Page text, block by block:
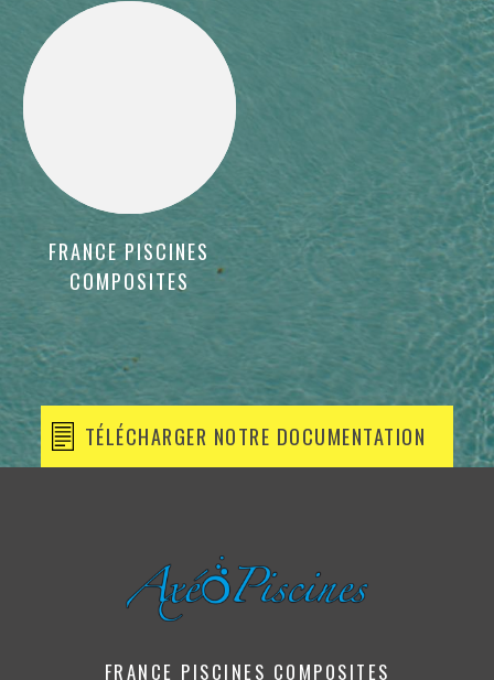
FRANCE PISCINES
COMPOSITES
TÉLÉCHARGER NOTRE DOCUMENTATION
FRANCE PISCINES COMPOSITES